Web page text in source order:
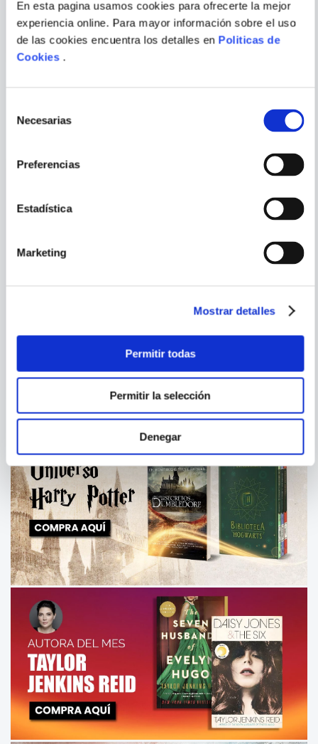
En esta pagina usamos cookies para ofrecerte la mejor
experiencia online. Para mayor información sobre el uso
de las cookies encuentra los detalles en Politicas de
Cookies.
Necesarias
Preferencias
Estadística
Marketing
Mostrar detalles
Permitir todas
Permitir la selección
Denegar
ENVIAR
FUERTE
ALCANZA
VISTE
VER TODOS
DESATANDO A LA MUJER
SUZY READING
LA REVOLUCION DEL
AUTOCUIDADO